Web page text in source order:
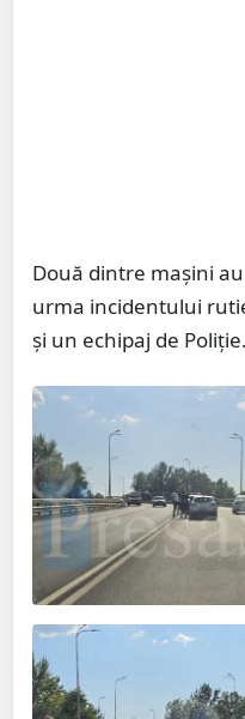
Două dintre mașini
urma incidentului
și un echipaj de Poliție.